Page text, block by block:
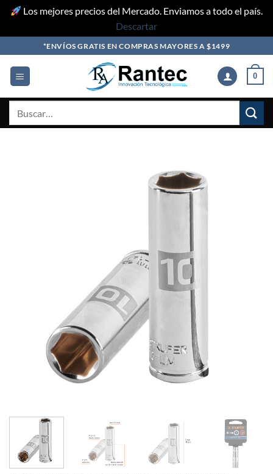
Los mejores precios del Mercado. Enviamos a todo el país.
Descartar
to
content
*ENVÍOS GRATIS EN COMPRAS MAYORES A $1499
0